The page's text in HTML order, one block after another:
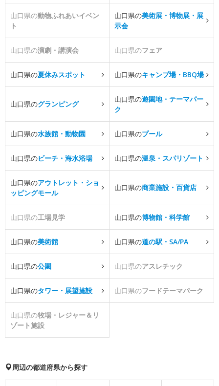
山口県の動物ふれあいイベン
ト
山口県の美術展・博物展・展
示会
山口県の演劇・講演会 山口県のフェア
山口県の夏休みスポット 山口県のキャンプ場・BBQ場
山口県のグランピング
山口県の遊園地・テーマパー
ク
山口県の水族館・動物園 山口県のプール
山口県のビーチ・海水浴場 山口県の温泉・スパリゾート
山口県のアウトレット・ショ
ッピングモール
山口県の商業施設・百貨店
山口県の工場見学 山口県の博物館・科学館
山口県の美術館 山口県の道の駅・SA/PA
山口県の公園 山口県のアスレチック
山口県のタワー・展望施設 山口県のフードテーマパーク
山口県の牧場・レジャー＆リ
ゾート施設
周辺の都道府県から探す